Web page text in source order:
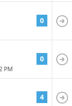
0
PM
0
4